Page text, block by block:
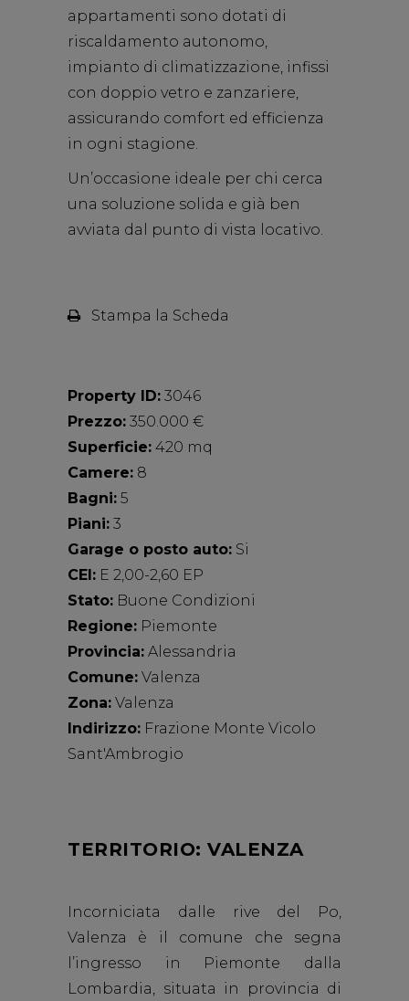
appartamenti sono dotati di
riscaldamento autonomo,
impianto di climatizzazione, infissi
con doppio vetro e zanzariere,
assicurando comfort ed efficienza
in ogni stagione.
Un’occasione ideale per chi cerca
una soluzione solida e già ben
avviata dal punto di vista locativo.
Stampa la Scheda
Property ID: 3046
Prezzo: 350.000 €
Superficie: 420 mq
Camere: 8
Bagni: 5
Piani: 3
Garage o posto auto: Si
CEI: E 2,00-2,60 EP
Stato: Buone Condizioni
Regione: Piemonte
Provincia: Alessandria
Comune: Valenza
Zona: Valenza
Indirizzo: Frazione Monte Vicolo
Sant'Ambrogio
TERRITORIO: VALENZA
Incorniciata dalle rive del Po,
Valenza è il comune che segna
l’ingresso in Piemonte dalla
Lombardia, situata in provincia di